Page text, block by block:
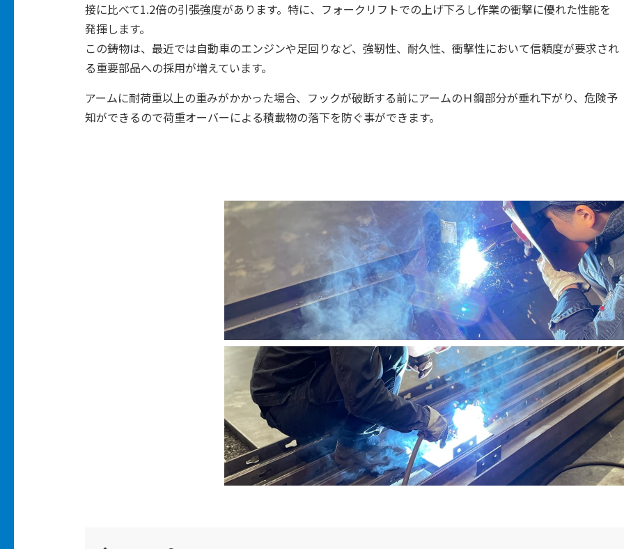
接に比べて1.2倍の引張強度があります。特に、フォークリフトでの上げ下ろし作業の衝撃に優れた性能を
発揮します。
この鋳物は、最近では自動車のエンジンや足回りなど、強靭性、耐久性、衝撃性において信頼度が要求され
る重要部品への採用が増えています。
アームに耐荷重以上の重みがかかった場合、フックが破断する前にアームのＨ鋼部分が垂れ下がり、危険予
知ができるので荷重オーバーによる積載物の落下を防ぐ事ができます。